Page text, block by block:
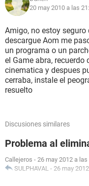
20 may 2010 a las
Amigo, no estoy
descargue Aom me
un programa o un
el Game abra,
cinematica y despues
cerraba, instale el
resuelto
Discusiones similares
Problema al
Callejeros - 26 may 2012 a las
SULPHAVAL - 26 may